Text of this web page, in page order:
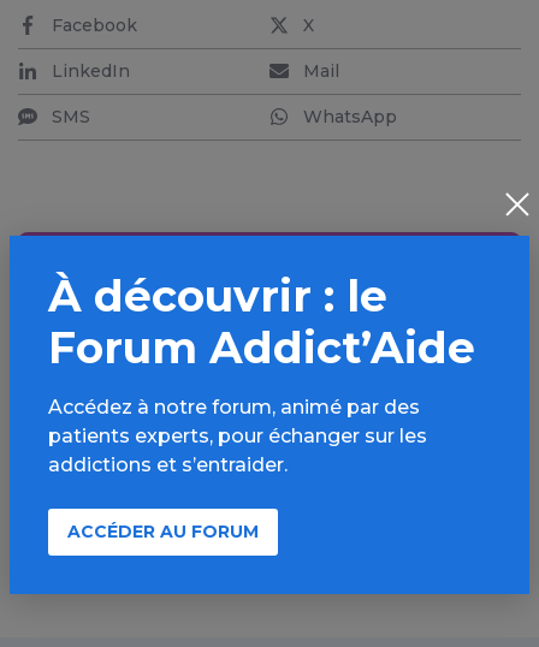
Facebook X
LinkedIn Mail
SMS WhatsApp
Aller plus loin sur
l’espace Tabac
bonnes pratiques, FAQ, annuaires,
ressources, actualités...
À découvrir : le
Forum Addict’Aide
Accédez à notre forum, animé par des
patients experts, pour échanger sur les
addictions et s’entraider.
ACCÉDER AU FORUM